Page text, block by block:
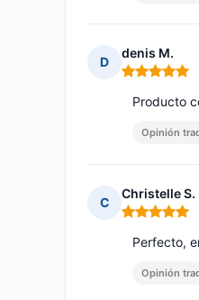
D
denis M.
Nota: 5 de 5
Producto
Opinión
C
Christelle S.
Nota: 5 de 5
Perfecto,
Opinión